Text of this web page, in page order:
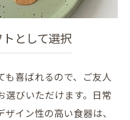
として選択
も喜ばれるので、ご友人
選びいただけます。日常
イン性の高い食器は、